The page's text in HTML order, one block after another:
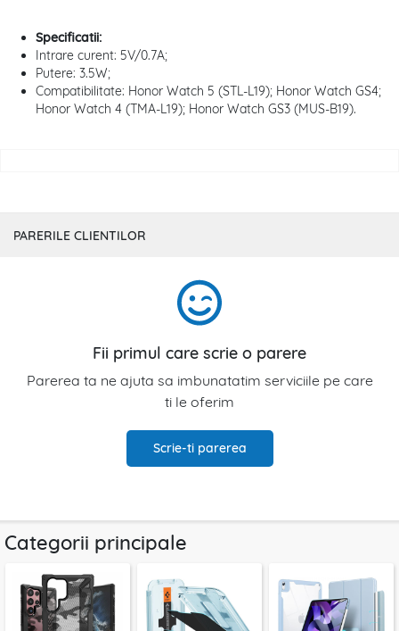
Specificatii:
Intrare curent: 5V/0.7A;
Putere: 3.5W;
Compatibilitate: Honor Watch 5 (STL-L19); Honor Watch GS4;
Honor Watch 4 (TMA-L19); Honor Watch GS3 (MUS-B19).
PARERILE CLIENTILOR
Fii primul care scrie o parere
Parerea ta ne ajuta sa imbunatatim serviciile pe care
ti le oferim
Scrie-ti parerea
Categorii principale